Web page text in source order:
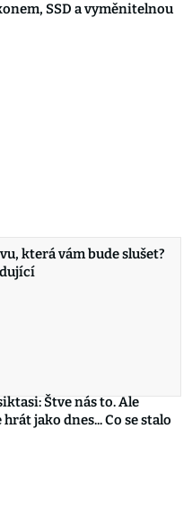
SSD a vyměnitelnou
která vám bude slušet?
Štve nás to. Ale
jako dnes... Co se stalo